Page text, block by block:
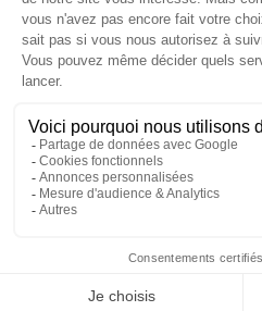
La première étape est de
cerner votre besoin, vos
Il est important de bien
du projet, afin de vous
équipements adaptés à votre
environnement, votre budget.
Dans cette première phase,
de construction : superficie